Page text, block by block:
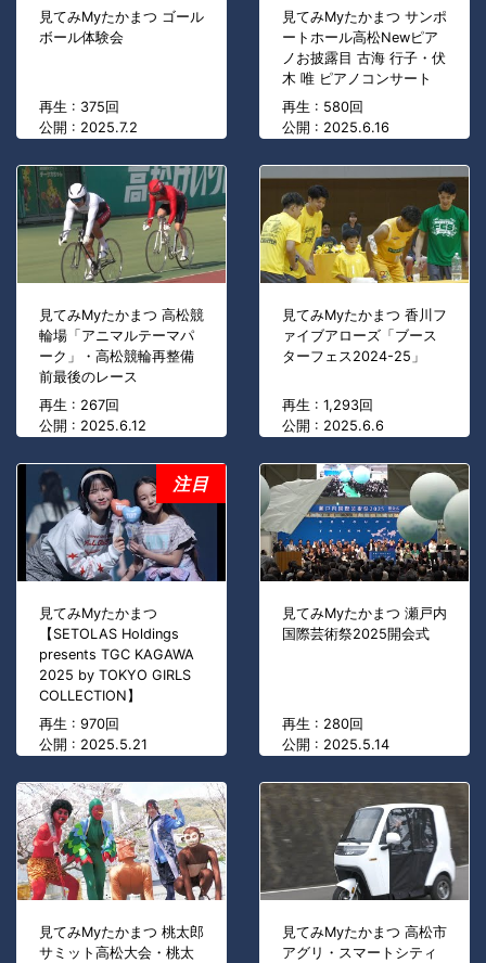
見てみMyたかまつ ゴール
ボール体験会
再生 : 375回
公開 : 2025.7.2
見てみMyたかまつ サンポ
ートホール高松Newピア
ノお披露目 古海 行子・伏
木 唯 ピアノコンサート
再生 : 580回
公開 : 2025.6.16
見てみMyたかまつ 高松競
輪場「アニマルテーマパ
ーク」・高松競輪再整備
前最後のレース
再生 : 267回
公開 : 2025.6.12
見てみMyたかまつ 香川フ
ァイブアローズ「ブース
ターフェス2024-25」
再生 : 1,293回
公開 : 2025.6.6
見てみMyたかまつ
【SETOLAS Holdings
presents TGC KAGAWA
2025 by TOKYO GIRLS
COLLECTION】
再生 : 970回
公開 : 2025.5.21
注目
見てみMyたかまつ 瀬戸内
国際芸術祭2025開会式
再生 : 280回
公開 : 2025.5.14
見てみMyたかまつ 桃太郎
サミット高松大会・桃太
見てみMyたかまつ 高松市
アグリ・スマートシティ